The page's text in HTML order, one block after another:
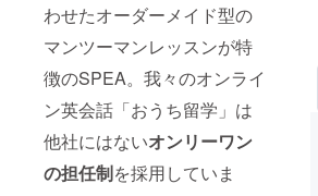
わせたオーダーメイド型の
マンツーマンレッスンが特
徴のSPEA。我々のオンライ
ン英会話「おうち留学」は
他社にはないオンリーワン
の担任制を採用していま